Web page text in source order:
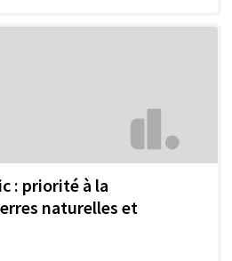
: priorité à la
naturelles et